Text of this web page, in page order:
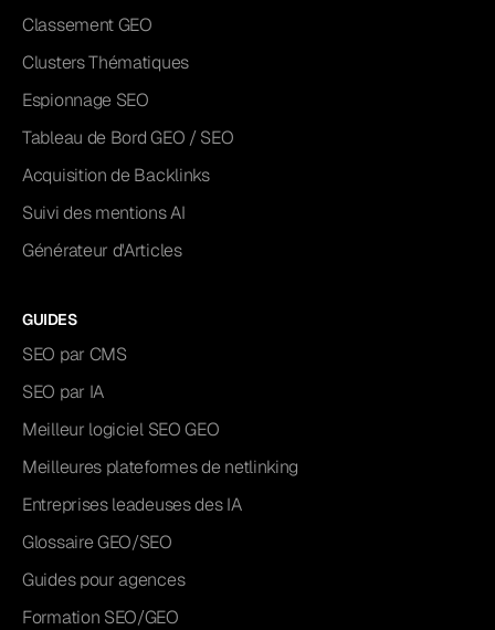
Classement GEO
Clusters Thématiques
Espionnage SEO
Tableau de Bord GEO / SEO
Acquisition de Backlinks
Suivi des mentions AI
Générateur d'Articles
GUIDES
SEO par CMS
SEO par IA
Meilleur logiciel SEO GEO
Meilleures plateformes de netlinking
Entreprises leadeuses des IA
Glossaire GEO/SEO
Guides pour agences
Formation SEO/GEO